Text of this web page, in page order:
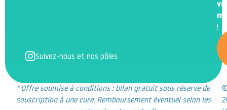
Suivez-nous et nos pôles
!
*Offre soumise à conditions : bilan gratuit sous réserve de
souscription à une cure. Remboursement éventuel selon les